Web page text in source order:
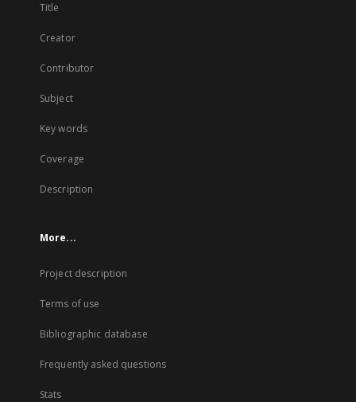
Title
Creator
Contributor
Subject
Key words
Coverage
Description
More...
Project description
Terms of use
Bibliographic database
Frequently asked questions
Stats